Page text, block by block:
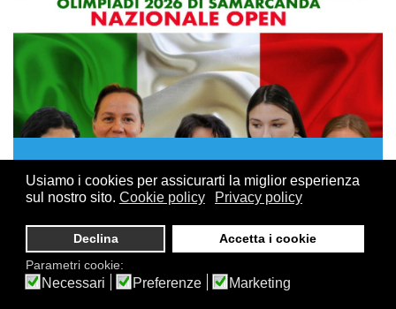
Usiamo i cookies per assicurarti la miglior esperienza
sul nostro sito. Cookie policy Privacy policy
Declina
Accetta i cookie
Parametri cookie:
Necessari Preferenze Marketing
15 GIUGNO, 2026
Olimpiadi di Samarcanda: i convocati delle
due Nazionali azzurre
Sono state diramate le convocazioni per i giocatori che
rappresenteranno l'Italia alle Olimpiadi degli scacchi
2026, in programma a Samarcanda (Uzbekistan) dal 15 al